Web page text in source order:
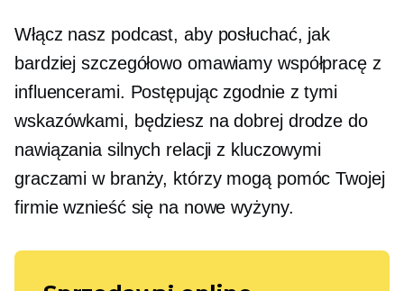
Włącz nasz podcast, aby posłuchać, jak
bardziej szczegółowo omawiamy współpracę z
influencerami. Postępując zgodnie z tymi
wskazówkami, będziesz na dobrej drodze do
nawiązania silnych relacji z kluczowymi
graczami w branży, którzy mogą pomóc Twojej
firmie wznieść się na nowe wyżyny.